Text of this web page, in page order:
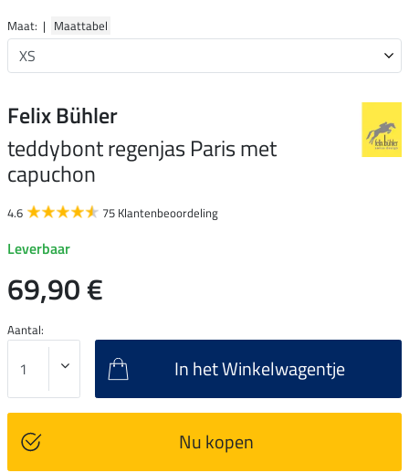
Maat: | Maattabel
Felix Bühler
teddybont regenjas Paris met
capuchon
4.6 75 Klantenbeoordeling
Leverbaar
69,90 €
Aantal:
In het Winkelwagentje
Nu kopen